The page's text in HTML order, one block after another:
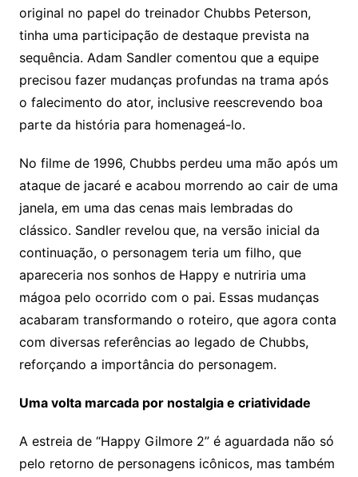
original no papel do treinador Chubbs Peterson,
tinha uma participação de destaque prevista na
sequência. Adam Sandler comentou que a equipe
precisou fazer mudanças profundas na trama após
o falecimento do ator, inclusive reescrevendo boa
parte da história para homenageá-lo.
No filme de 1996, Chubbs perdeu uma mão após um
ataque de jacaré e acabou morrendo ao cair de uma
janela, em uma das cenas mais lembradas do
clássico. Sandler revelou que, na versão inicial da
continuação, o personagem teria um filho, que
apareceria nos sonhos de Happy e nutriria uma
mágoa pelo ocorrido com o pai. Essas mudanças
acabaram transformando o roteiro, que agora conta
com diversas referências ao legado de Chubbs,
reforçando a importância do personagem.
Uma volta marcada por nostalgia e criatividade
A estreia de “Happy Gilmore 2” é aguardada não só
pelo retorno de personagens icônicos, mas também